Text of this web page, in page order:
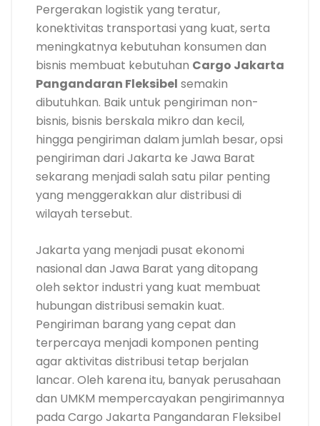
Pergerakan logistik yang teratur,
konektivitas transportasi yang kuat, serta
meningkatnya kebutuhan konsumen dan
bisnis membuat kebutuhan Cargo Jakarta
Pangandaran Fleksibel semakin
dibutuhkan. Baik untuk pengiriman non-
bisnis, bisnis berskala mikro dan kecil,
hingga pengiriman dalam jumlah besar, opsi
pengiriman dari Jakarta ke Jawa Barat
sekarang menjadi salah satu pilar penting
yang menggerakkan alur distribusi di
wilayah tersebut.
Jakarta yang menjadi pusat ekonomi
nasional dan Jawa Barat yang ditopang
oleh sektor industri yang kuat membuat
hubungan distribusi semakin kuat.
Pengiriman barang yang cepat dan
terpercaya menjadi komponen penting
agar aktivitas distribusi tetap berjalan
lancar. Oleh karena itu, banyak perusahaan
dan UMKM mempercayakan pengirimannya
pada Cargo Jakarta Pangandaran Fleksibel